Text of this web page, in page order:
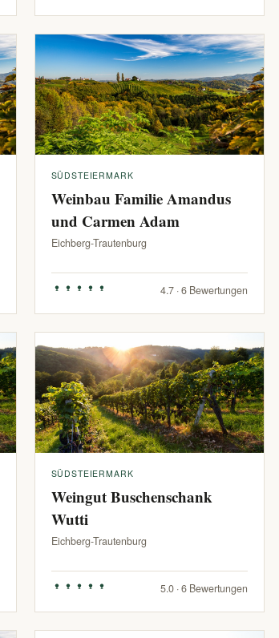
SÜDSTEIERMARK
Weinbau Familie Amandus
und Carmen Adam
Eichberg-Trautenburg
4.7 · 6 Bewertungen
SÜDSTEIERMARK
Weingut Buschenschank
Wutti
Eichberg-Trautenburg
5.0 · 6 Bewertungen